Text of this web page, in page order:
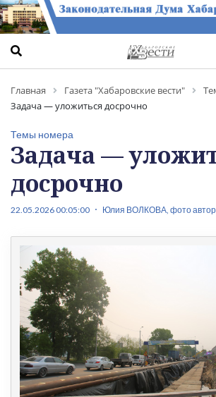
Главная Газета "Хабаровские вести"
Задача — уложиться досрочно
Темы номера
Задача —
досрочно
22.05.2026 00:05:00 Юлия ВОЛКОВА, фото